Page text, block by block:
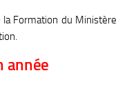
la Formation du Ministère
année